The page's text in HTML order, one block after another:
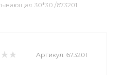
30*30 /673201
Артикул: 673201